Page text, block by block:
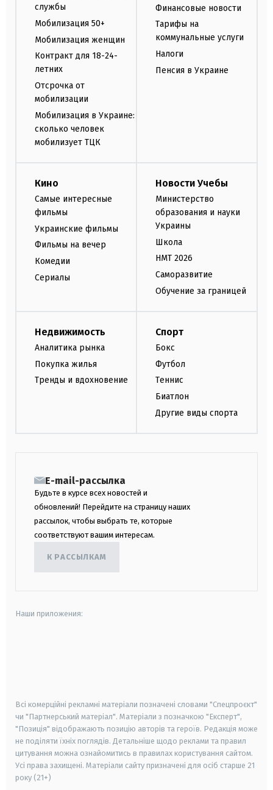
службы
Мобилизация 50+
Мобилизация женщин
Контракт для 18-24-
летних
Отсрочка от
мобилизации
Мобилизация в Украине:
сколько человек
мобилизует ТЦК
Финансовые новости
Тарифы на
коммунальные услуги
Налоги
Пенсия в Украине
Кино
Самые интересные
фильмы
Украинские фильмы
Фильмы на вечер
Комедии
Сериалы
Новости Учебы
Министерство
образования и науки
Украины
Школа
НМТ 2026
Саморазвитие
Обучение за границей
Недвижимость
Аналитика рынка
Покупка жилья
Тренды и вдохновение
Спорт
Бокс
Футбол
Теннис
Биатлон
Другие виды спорта
E-mail-рассылка
Будьте в курсе всех новостей и
обновлений! Перейдите на страницу наших
рассылок, чтобы выбрать те, которые
соответствуют вашим интересам.
К РАССЫЛКАМ
Наши приложения:
Всі комерційні рекламні матеріали позначені словами "Спецпроєкт"
чи "Партнерський матеріал". Матеріали з позначкою "Експерт",
"Позиція" відображають позицію авторів та героїв. Редакція може
не поділяти їхніх поглядів. Детальніше щодо реклами та правил
цитування можна ознайомитись в правилах користування сайтом.
Усі права захищені. Матеріали сайту призначені для осіб старше 21
року (21+)